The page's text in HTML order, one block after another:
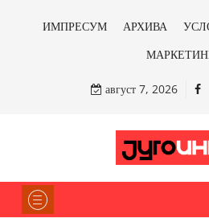
ИМПРЕСУМ АРХИВА
август 7, 2026